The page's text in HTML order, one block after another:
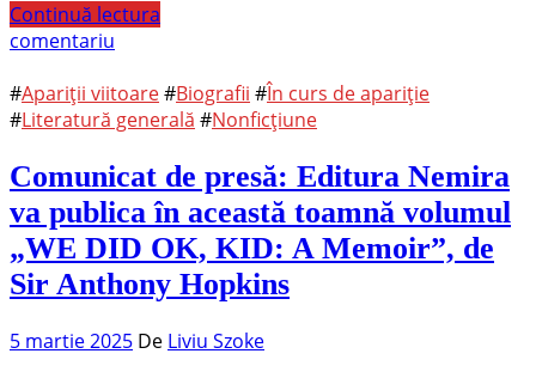
Continuă lectura
comentariu
#Apariții viitoare#Biografii #În curs de apariție
#Literatură generală #Nonficțiune
Comunicat de presă: Editura Nemira
va publica în această toamnă volumul
„WE DID OK, KID: A Memoir”, de
Sir Anthony Hopkins
5 martie 2025 De Liviu Szoke